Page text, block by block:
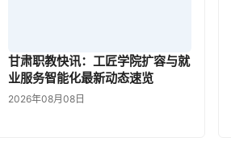
甘肃职教快讯：工匠学院扩容与就
业服务智能化最新动态速览
2026年08月08日